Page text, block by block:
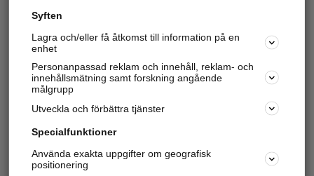
Syften
Lagra och/eller få åtkomst till information på en
enhet
Personanpassad reklam och innehåll, reklam- och
innehållsmätning samt forskning angående
målgrupp
Utveckla och förbättra tjänster
Specialfunktioner
Använda exakta uppgifter om geografisk
positionering